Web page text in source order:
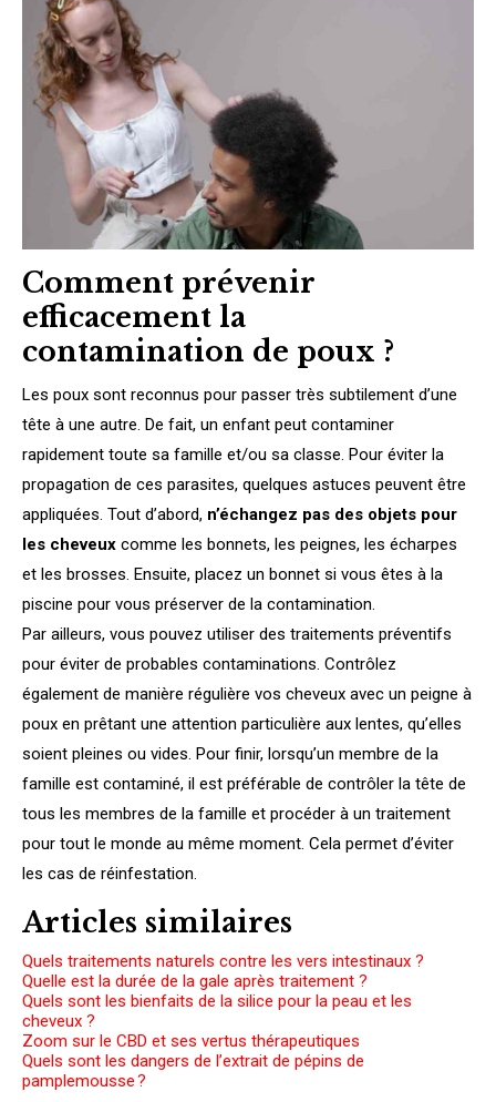
Comment prévenir
efficacement la
contamination de poux ?
Les poux sont reconnus pour passer très subtilement d’une
tête à une autre. De fait, un enfant peut contaminer
rapidement toute sa famille et/ou sa classe. Pour éviter la
propagation de ces parasites, quelques astuces peuvent être
appliquées. Tout d’abord, n’échangez pas des objets pour
les cheveux comme les bonnets, les peignes, les écharpes
et les brosses. Ensuite, placez un bonnet si vous êtes à la
piscine pour vous préserver de la contamination.
Par ailleurs, vous pouvez utiliser des traitements préventifs
pour éviter de probables contaminations. Contrôlez
également de manière régulière vos cheveux avec un peigne à
poux en prêtant une attention particulière aux lentes, qu’elles
soient pleines ou vides. Pour finir, lorsqu’un membre de la
famille est contaminé, il est préférable de contrôler la tête de
tous les membres de la famille et procéder à un traitement
pour tout le monde au même moment. Cela permet d’éviter
les cas de réinfestation.
Articles similaires
Quels traitements naturels contre les vers intestinaux ?
Quelle est la durée de la gale après traitement ?
Quels sont les bienfaits de la silice pour la peau et les
cheveux ?
Zoom sur le CBD et ses vertus thérapeutiques
Quels sont les dangers de l’extrait de pépins de
pamplemousse ?